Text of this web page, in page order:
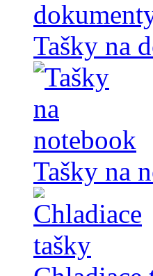
Tašky na
Tašky na